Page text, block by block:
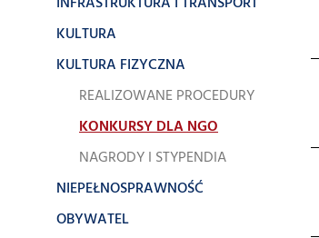
KULTURA
KULTURA FIZYCZNA
REALIZOWANE PROCEDURY
KONKURSY DLA NGO
NAGRODY I STYPENDIA
NIEPEŁNOSPRAWNOŚĆ
OBYWATEL